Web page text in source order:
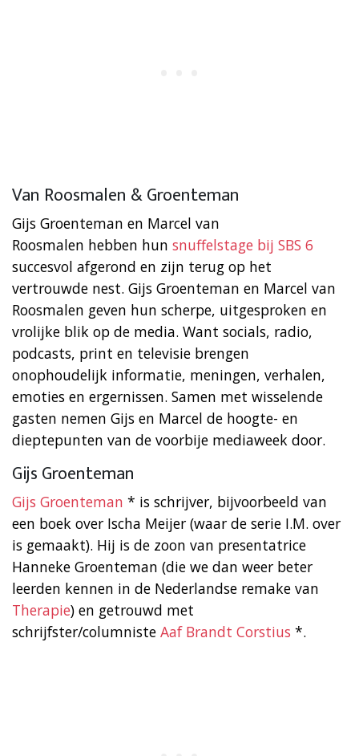
Van Roosmalen & Groenteman
Gijs Groenteman en Marcel van
Roosmalen hebben hun snuffelstage bij SBS 6
succesvol afgerond en zijn terug op het
vertrouwde nest. Gijs Groenteman en Marcel van
Roosmalen geven hun scherpe, uitgesproken en
vrolijke blik op de media. Want socials, radio,
podcasts, print en televisie brengen
onophoudelijk informatie, meningen, verhalen,
emoties en ergernissen. Samen met wisselende
gasten nemen Gijs en Marcel de hoogte- en
dieptepunten van de voorbije mediaweek door.
Gijs Groenteman
Gijs Groenteman * is schrijver, bijvoorbeeld van
een boek over Ischa Meijer (waar de serie I.M. over
is gemaakt). Hij is de zoon van presentatrice
Hanneke Groenteman (die we dan weer beter
leerden kennen in de Nederlandse remake van
Therapie) en getrouwd met
schrijfster/columniste Aaf Brandt Corstius *.